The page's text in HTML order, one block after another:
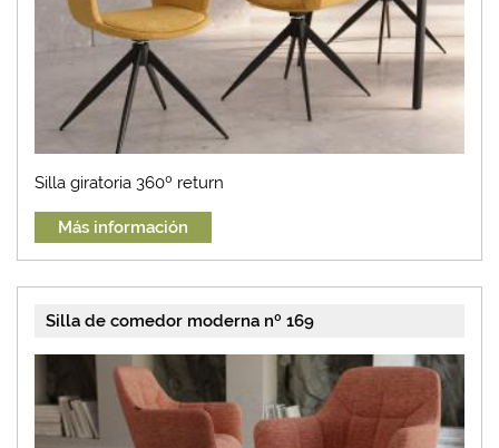
Silla giratoria 360º return
Más información
Silla de comedor moderna nº 169